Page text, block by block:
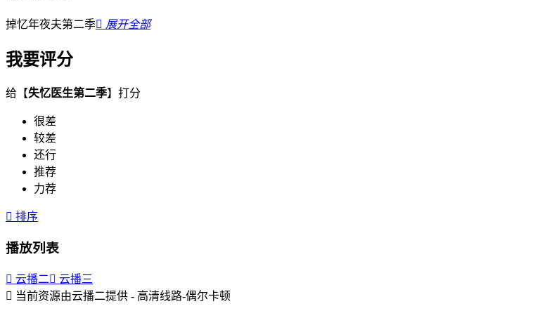
掉忆年夜夫第二季 展开全部
我要评分
给【失忆医生第二季】打分
很差
较差
还行
推荐
力荐
 排序
播放列表
 云播二 云播三
 当前资源由云播二提供 - 高清线路-偶尔卡顿